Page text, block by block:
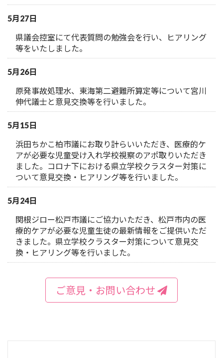
5月27日
県議会控室にて代表質問の勉強会を行い、ヒアリング
等をいたしました。
5月26日
原発事故処理水、東海第二避難所算定等について宮川
伸代議士と意見交換等を行いました。
5月15日
浜田ちかこ柏市議にお取り計らいいただき、医療的ケ
アが必要な児童受け入れ学校視察のアポ取りいただき
ました。コロナ下における県立学校クラスター対策に
ついて意見交換・ヒアリング等を行いました。
5月24日
関根ジロー松戸市議にご協力いただき、松戸市内の医
療的ケアが必要な児童生徒の最新情報をご提供いただ
きました。県立学校クラスター対策について意見交
換・ヒアリング等を行いました。
ご意見・お問い合わせ